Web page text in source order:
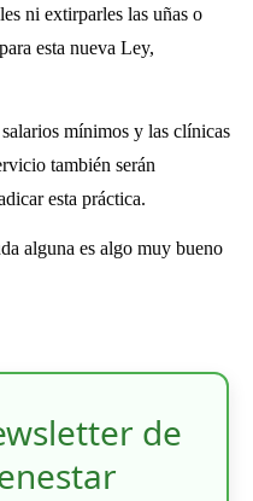
ni extirparles las uñas o
esta nueva Ley,
mínimos y las clínicas
también serán
esta práctica.
alguna es algo muy bueno
de